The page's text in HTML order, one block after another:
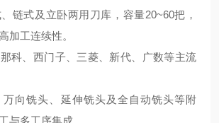
链式及立卧两用刀库，容量20~60把，
加工连续性。
科、西门子、三菱、新代、广数等主流
向铣头、延伸铣头及全自动铣头等附
与多工序集成。